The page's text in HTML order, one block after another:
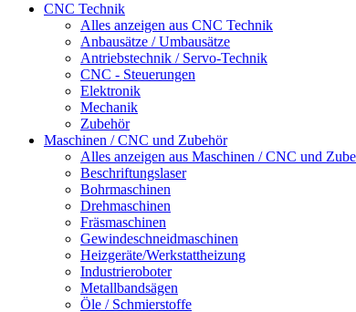
CNC Technik
Alles anzeigen aus CNC Technik
Anbausätze / Umbausätze
Antriebstechnik / Servo-Technik
CNC - Steuerungen
Elektronik
Mechanik
Zubehör
Maschinen / CNC und Zubehör
Alles anzeigen aus Maschinen / CNC und
Beschriftungslaser
Bohrmaschinen
Drehmaschinen
Fräsmaschinen
Gewindeschneidmaschinen
Heizgeräte/Werkstattheizung
Industrieroboter
Metallbandsägen
Öle / Schmierstoffe